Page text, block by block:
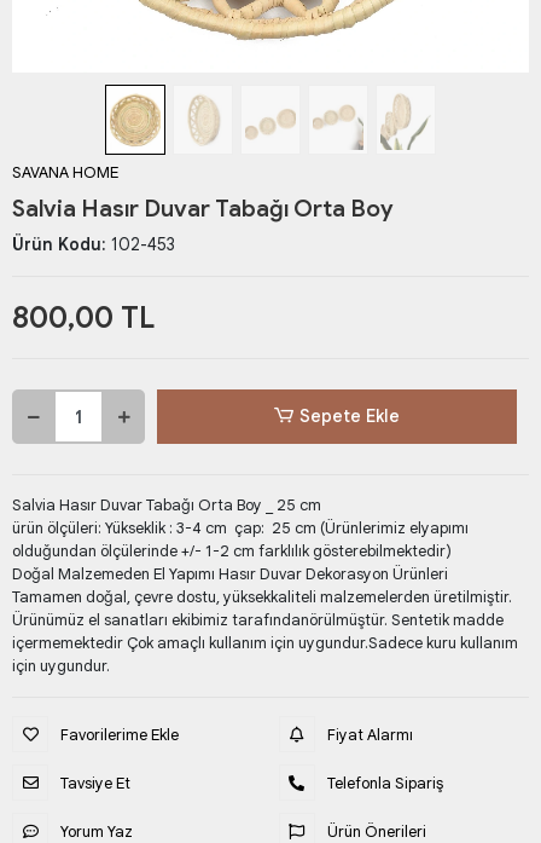
SAVANA HOME
Salvia Hasır Duvar Tabağı Orta Boy
Ürün Kodu: 102-453
800,00 TL
Sepete Ekle
Salvia Hasır Duvar Tabağı Orta Boy _ 25 cm
ürün ölçüleri: Yükseklik : 3-4 cm çap: 25 cm (Ürünlerimiz elyapımı
olduğundan ölçülerinde +/- 1-2 cm farklılık gösterebilmektedir)
Doğal Malzemeden El Yapımı Hasır Duvar Dekorasyon Ürünleri
Tamamen doğal, çevre dostu, yüksekkaliteli malzemelerden üretilmiştir.
Ürünümüz el sanatları ekibimiz tarafındanörülmüştür. Sentetik madde
içermemektedir Çok amaçlı kullanım için uygundur.Sadece kuru kullanım
için uygundur.
Favorilerime Ekle
Tavsiye Et
Yorum Yaz
Fiyat Alarmı
Telefonla Sipariş
Ürün Önerileri